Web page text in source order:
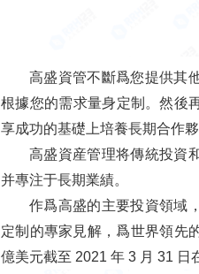
高盛資管不斷爲您提供其
根據您的需求量身定制。然後
享成功的基礎上培養長期合作夥
高盛資産管理将傳統投資
并專注于長期業績。
作爲高盛的主要投資領域
定制的專家見解，爲世界領
億美元截至 2021 年 3 月 31 日